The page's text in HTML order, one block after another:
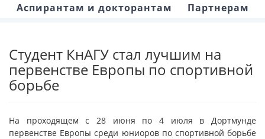
Аспирантам и докторантам
Партнерам
Студент КнАГУ стал лучшим на
первенстве Европы по спортивной
борьбе
На проходящем с 28 июня по 4 июля в Дортмунде
первенстве Европы среди юниоров по спортивной борьбе